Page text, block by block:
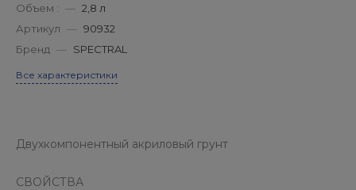
Объем : — 2,8 л
Артикул — 90932
Бренд — SPECTRAL
Все характеристики
Двухкомпонентный акриловый грунт
СВОЙСТВА